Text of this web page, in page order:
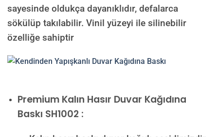
sayesinde oldukça dayanıklıdır, defalarca
sökülüp takılabilir. Vinil yüzeyi ile silinebilir
özelliğe sahiptir
Premium Kalın Hasır Duvar Kağıdına
Baskı SH1002 :